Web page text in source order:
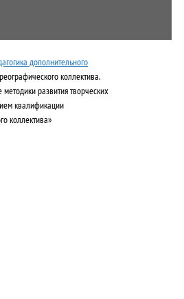
дополнительного
коллектива.
развития творческих
квалификации
коллектива»